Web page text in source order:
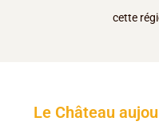
cette
Le Château